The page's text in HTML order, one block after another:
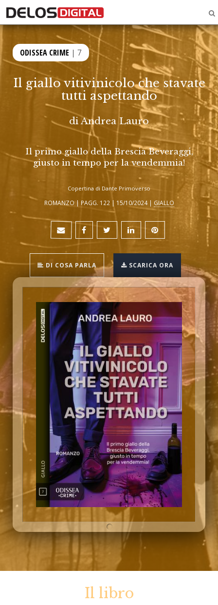
ODISSEA CRIME | 7
Il giallo vitivinicolo che stavate
tutti aspettando
diAndrea Lauro
Il primo giallo della Brescia Beveraggi,
giusto in tempo per la vendemmia!
Copertina di Dante Primoverso
ROMANZO | PAGG. 122 | 15/10/2024 | GIALLO
DI COSA PARLA SCARICA ORA
Il libro